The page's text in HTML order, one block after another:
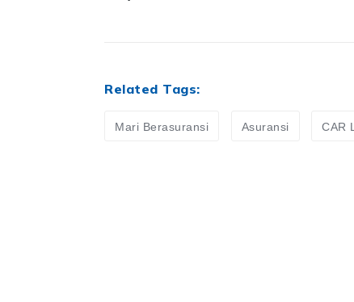
Related Tags:
Mari Berasuransi Asuransi CAR